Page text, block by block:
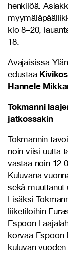
henkilöä.
klo 8–20,
18.
Avajaisissa
edustaa
Hannele
Tokmanni
jatkossakin
Tokmannin
noin viisi uutta
vastaa noin 12
Kuluvana
sekä muuttanut
Lisäksi
liiketiloihin
Espoon
korvaa Espoon
kuluvan